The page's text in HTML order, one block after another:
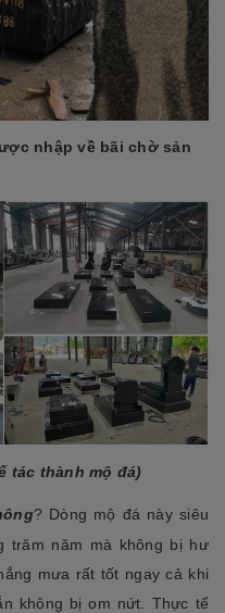
nhập về bãi chờ sản
tác thành mộ đá)
? Dòng mộ đá này siêu
trăm năm mà không bị hư
mưa rất tốt ngay cả khi
không bị om nứt. Thực tế